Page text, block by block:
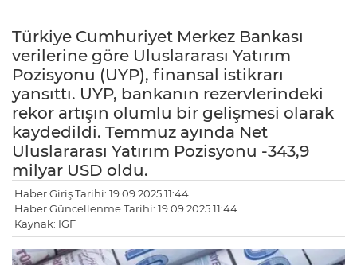
Türkiye Cumhuriyet Merkez Bankası
verilerine göre Uluslararası Yatırım
Pozisyonu (UYP), finansal istikrarı
yansıttı. UYP, bankanın rezervlerindeki
rekor artışın olumlu bir gelişmesi olarak
kaydedildi. Temmuz ayında Net
Uluslararası Yatırım Pozisyonu -343,9
milyar USD oldu.
Haber Giriş Tarihi: 19.09.2025 11:44
Haber Güncellenme Tarihi: 19.09.2025 11:44
Kaynak: IGF